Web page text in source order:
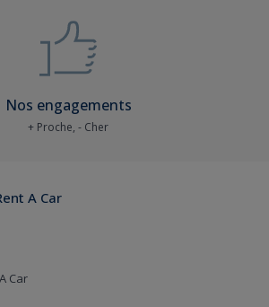
Nos engagements
+ Proche, - Cher
A Car
Car